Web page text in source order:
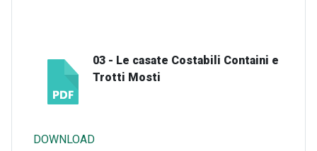
03 - Le casate Costabili Containi e
Trotti Mosti
DOWNLOAD